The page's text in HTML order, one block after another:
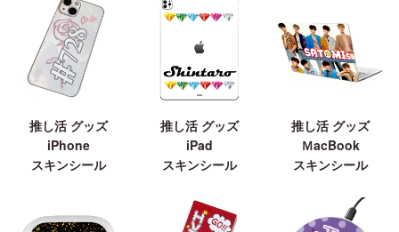
推し活 グッズ
iPhone
スキンシール
推し活 グッズ
iPad
スキンシール
推し活 グッズ
ＭacBook
スキンシール